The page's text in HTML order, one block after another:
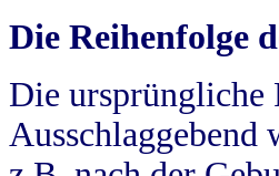
Die Reihenfolge
Die ursprüngliche
Ausschlaggebend